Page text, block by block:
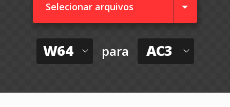
Selecionar arquivos
W64 para AC3